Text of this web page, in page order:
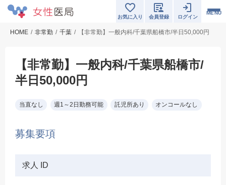
MENU
お気に入り 会員登録 ログイン
HOME 非常勤 千葉 【非常勤】一般内科/千葉県船橋市/半日50,000円
【非常勤】一般内科/千葉県船橋市/
半日50,000円
当直なし 週1～2日勤務可能 託児所あり オンコールなし
募集要項
求人 ID